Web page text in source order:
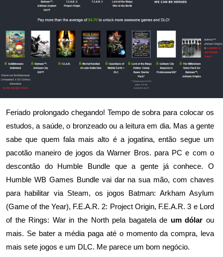
Feriado prolongado chegando! Tempo de sobra para colocar os
estudos, a saúde, o bronzeado ou a leitura em dia. Mas a gente
sabe que quem fala mais alto é a jogatina, então segue um
pacotão maneiro de jogos da Warner Bros. para PC e com o
descontão do Humble Bundle que a gente já conhece. O
Humble WB Games Bundlevai dar na sua mão, com chaves
para habilitar via Steam, os jogos Batman: Arkham Asylum
(Game of the Year), F.E.A.R. 2: Project Origin, F.E.A.R. 3 e Lord
of the Rings: War in the Northpela bagatela de um dólar ou
mais. Se bater a média paga até o momento da compra, leva
mais sete jogos e um DLC. Me parece um bom negócio.